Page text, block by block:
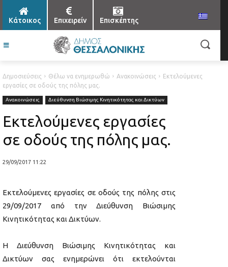
Κάτοικος Επιχειρείν Επισκέπτης
Δημοσιεύσεις Θέλω να ενημερωθώ Ανακοινώσεις
Εκτελούμενες
εργασίες σε οδούς της πόλης μας.
Ανακοινώσεις Διεύθυνση Βιώσιμης Κινητικότητας και Δικτύων
Εκτελούμενες εργασίες
σε οδούς της πόλης μας.
29/09/2017 11:22
Εκτελούμενες εργασίες σε οδούς της πόλης στις
29/09/2017 από την Διεύθυνση Βιώσιμης
Κινητικότητας και Δικτύων.
Η Διεύθυνση Βιώσιμης Κινητικότητας και
Δικτύων σας ενημερώνει ότι εκτελούνται